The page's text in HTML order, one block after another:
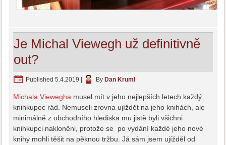
Je Michal Viewegh už definitivně
out?
Published 5.4.2019 By Dan Kruml
Michala Viewegha musel mít v jeho nejlepších letech každý
knihkupec rád. Nemuseli zrovna ujíždět na jeho knihách, ale
minimálně z obchodního hlediska mu jistě byli všichni
knihkupci nakloněni, protože se po vydání každé jeho nové
knihy mohli těšit na pěknou tržbu. Já sám jsem ujížděl od